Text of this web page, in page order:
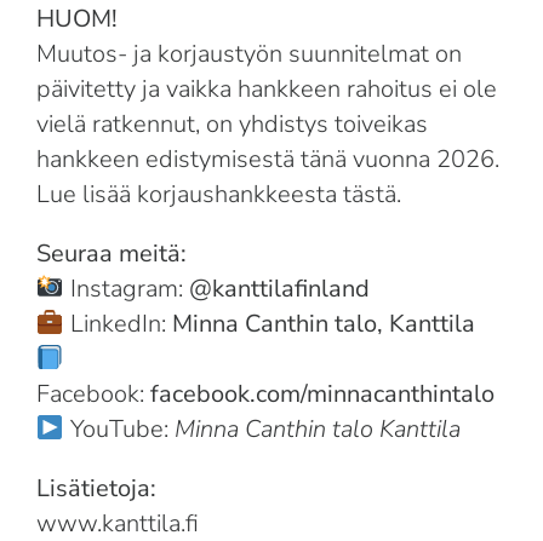
HUOM!
Muutos- ja korjaustyön suunnitelmat on
päivitetty ja vaikka hankkeen rahoitus ei ole
vielä ratkennut, on yhdistys toiveikas
hankkeen edistymisestä tänä vuonna 2026.
Lue lisää korjaushankkeesta tästä.
Seuraa meitä:
Instagram: @kanttilafinland
LinkedIn: Minna Canthin talo, Kanttila
Facebook: facebook.com/minnacanthintalo
YouTube: Minna Canthin talo Kanttila
Lisätietoja:
www.kanttila.fi